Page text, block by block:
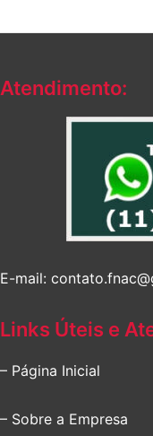
Atendimento:
E-mail:
Links Úteis e
– Página Inicial
– Sobre a Empresa